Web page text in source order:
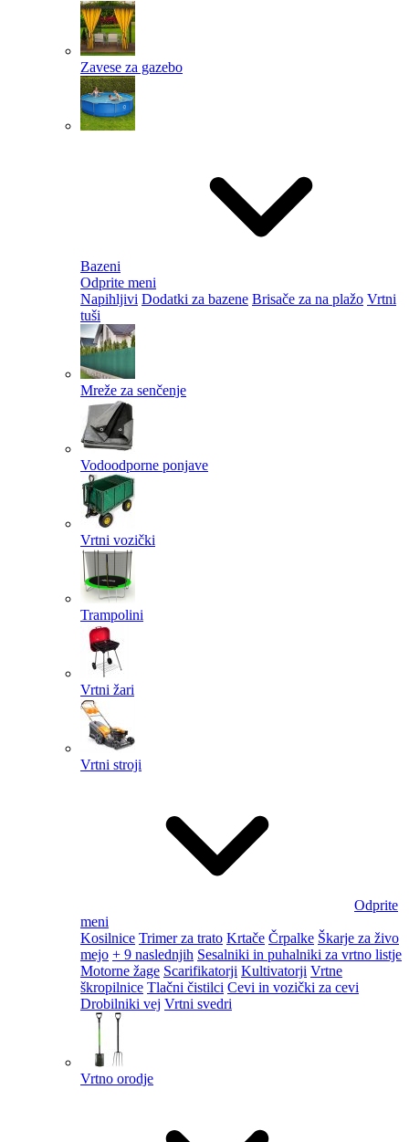
Zavese za gazebo
Bazeni
Odprite meni
Napihljivi Dodatki za bazene Brisače za na plažo Vrtni
tuši
Mreže za senčenje
Vodoodporne ponjave
Vrtni vozički
Trampolini
Vrtni žari
Vrtni stroji
Odprite
meni
Kosilnice Trimer za trato Krtače Črpalke Škarje za živo
mejo + 9 naslednjih Sesalniki in puhalniki za vrtno listje
Motorne žage Scarifikatorji Kultivatorji Vrtne
škropilnice Tlačni čistilci Cevi in vozički za cevi
Drobilniki vej Vrtni svedri
Vrtno orodje